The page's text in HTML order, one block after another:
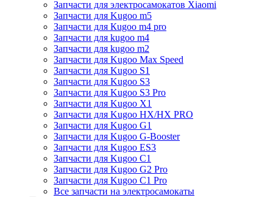
Запчасти для электросамокатов Xiaomi
Запчасти для Kugoo m5
Запчасти для Кugoo m4 pro
Запчасти для kugoo m4
Запчасти для kugoo m2
Запчасти для Kugoo Max Speed
Запчасти для Kugoo S1
Запчасти для Kugoo S3
Запчасти для Kugoo S3 Pro
Запчасти для Kugoo X1
Запчасти для Kugoo HX/HX PRO
Запчасти для Kugoo G1
Запчасти для Kugoo G-Booster
Запчасти для Kugoo ES3
Запчасти для Kugoo C1
Запчасти для Kugoo G2 Pro
Запчасти для Kugoo C1 Pro
Все запчасти на электросамокаты